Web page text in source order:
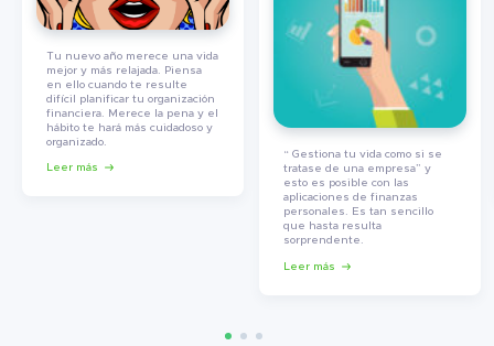
Tu nuevo año merece una vida
mejor y más relajada. Piensa
en ello cuando te resulte
difícil planificar tu organización
financiera. Merece la pena y el
hábito te hará más cuidadoso y
organizado.
Leer más
“ Gestiona tu vida como si se
tratase de una empresa” y
esto es posible con las
aplicaciones de finanzas
personales. Es tan sencillo
que hasta resulta
sorprendente.
Leer más